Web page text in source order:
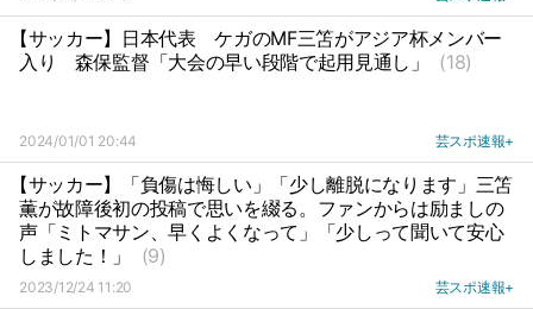
【サッカー】日本代表
ケガのMF三笘がアジア杯メンバー
入り
森保監督「大会の早い段階で起用見通し」 (18)
2024/01/01 20:44 芸スポ速報+
【サッカー】「負傷は悔しい」「少し離脱になります」三笘
薫が故障後初の投稿で思いを綴る。ファンからは励ましの
声「ミトマサン、早くよくなって」「少しって聞いて安心
しました！」
(9)
2023/12/24 11:20 芸スポ速報+